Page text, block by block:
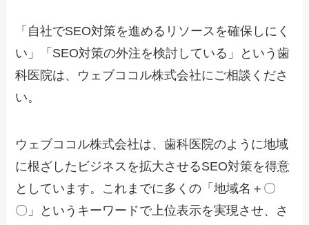
「自社でSEO対策を進めるリソースを確保しにく
い」「SEO対策の外注を検討している」という歯
科医院は、ウェブココル株式会社にご相談くださ
い。
ウェブココル株式会社は、歯科医院のように地域
に根ざしたビジネスを拡大させるSEO対策を得意
としています。これまでに多くの「地域名＋〇
〇」というキーワードで上位表示を実現させ、さ